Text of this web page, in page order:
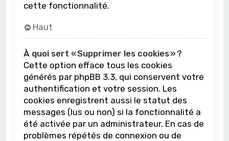
cette fonctionnalité.
Haut
À quoi sert « Supprimer les cookies » ?
Cette option efface tous les cookies
générés par phpBB 3.3, qui conservent votre
authentification et votre session. Les
cookies enregistrent aussi le statut des
messages (lus ou non) si la fonctionnalité a
été activée par un administrateur. En cas de
problèmes répétés de connexion ou de